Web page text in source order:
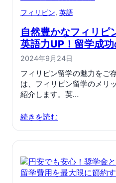
フィリピン, 英語
自然豊かなフィリピ
英語力UP！留学成
2024年9月24日
フィリピン留学の魅力をご
は、フィリピン留学のメリ
紹介します。英…
続きを読む